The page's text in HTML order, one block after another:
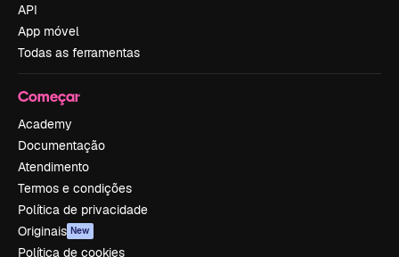
API
App móvel
Todas as ferramentas
Começar
Academy
Documentação
Atendimento
Termos e condições
Política de privacidade
Originais New
Política de cookies